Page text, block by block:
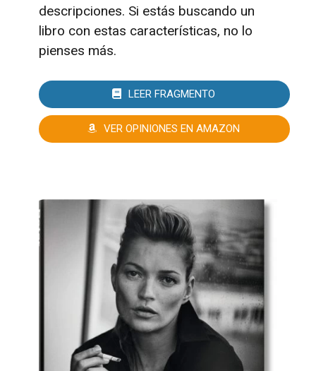
descripciones. Si estás buscando un
libro con estas características, no lo
pienses más.
LEER FRAGMENTO
VER OPINIONES EN AMAZON